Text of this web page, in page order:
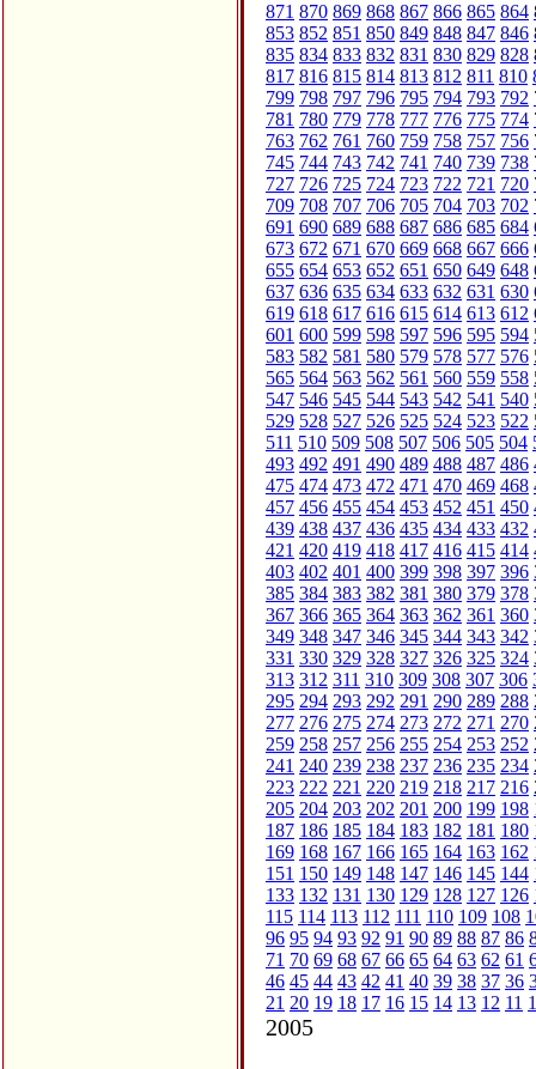
871 870 869 868 867 866 865 864
853 852 851 850 849 848 847 846
835 834 833 832 831 830 829 828
817 816 815 814 813 812 811 810
799 798 797 796 795 794 793 792
781 780 779 778 777 776 775 774
763 762 761 760 759 758 757 756
745 744 743 742 741 740 739 738
727 726 725 724 723 722 721 720
709 708 707 706 705 704 703 702
691 690 689 688 687 686 685 684
673 672 671 670 669 668 667 666
655 654 653 652 651 650 649 648
637 636 635 634 633 632 631 630
619 618 617 616 615 614 613 612
601 600 599 598 597 596 595 594
583 582 581 580 579 578 577 576
565 564 563 562 561 560 559 558
547 546 545 544 543 542 541 540
529 528 527 526 525 524 523 522
511 510 509 508 507 506 505 504
493 492 491 490 489 488 487 486
475 474 473 472 471 470 469 468
457 456 455 454 453 452 451 450
439 438 437 436 435 434 433 432
421 420 419 418 417 416 415 414
403 402 401 400 399 398 397 396
385 384 383 382 381 380 379 378
367 366 365 364 363 362 361 360
349 348 347 346 345 344 343 342
331 330 329 328 327 326 325 324
313 312 311 310 309 308 307 306
295 294 293 292 291 290 289 288
277 276 275 274 273 272 271 270
259 258 257 256 255 254 253 252
241 240 239 238 237 236 235 234
223 222 221 220 219 218 217 216
205 204 203 202 201 200 199 198
187 186 185 184 183 182 181 180
169 168 167 166 165 164 163 162
151 150 149 148 147 146 145 144
133 132 131 130 129 128 127 126
115 114 113 112 111 110 109 108
96 95 94 93 92 91 90 89 88 87 86
71 70 69 68 67 66 65 64 63 62 61
46 45 44 43 42 41 40 39 38 37 36
21 20 19 18 17 16 15 14 13 12 11
2005